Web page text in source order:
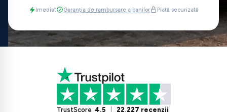
Imediat Garanția de rambursare a banilor Plată securizată
TrustScore 4.5 22,227 recenzii